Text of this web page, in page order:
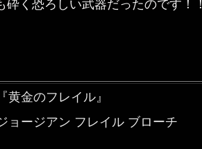
く恐ろしい武器だったのです！！
『黄金のフレイル』
ョージアン フレイル ブローチ